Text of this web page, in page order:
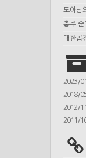
도아님
충주 순
대한곱
2023/01
2018/
2012/
2011/